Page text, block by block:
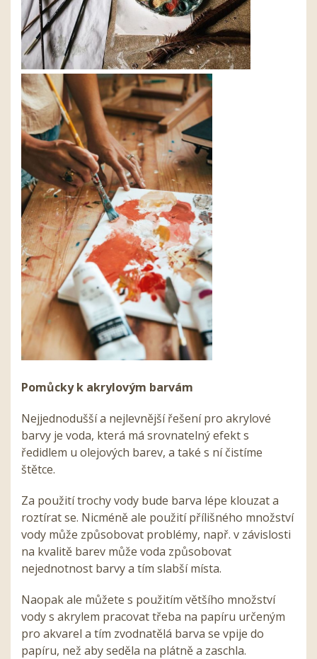
Pomůcky k akrylovým barvám
Nejjednodušší a nejlevnější řešení pro akrylové
barvy je voda, která má srovnatelný efekt s
ředidlem u olejových barev, a také s ní čistíme
štětce.
Za použití trochy vody bude barva lépe klouzat a
roztírat se. Nicméně ale použití přílišného množství
vody může způsobovat problémy, např. v závislosti
na kvalitě barev může voda způsobovat
nejednotnost barvy a tím slabší místa.
Naopak ale můžete s použitím většího množství
vody s akrylem pracovat třeba na papíru určeným
pro akvarel a tím zvodnatělá barva se vpije do
papíru, než aby seděla na plátně a zaschla.